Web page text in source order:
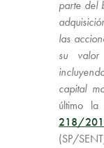
parte del
las
su valor
capital
último la
218/
(SP/